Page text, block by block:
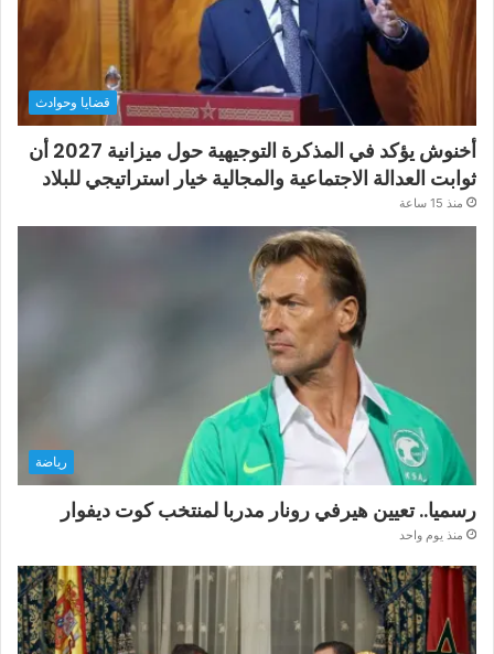
قضايا وحوادث
أخنوش يؤكد في المذكرة التوجيهية حول ميزانية 2027 أن
ثوابت العدالة الاجتماعية والمجالية خيار استراتيجي للبلاد
منذ 15 ساعة
رياضة
رسميا.. تعيين هيرفي رونار مدربا لمنتخب كوت ديفوار
منذ يوم واحد